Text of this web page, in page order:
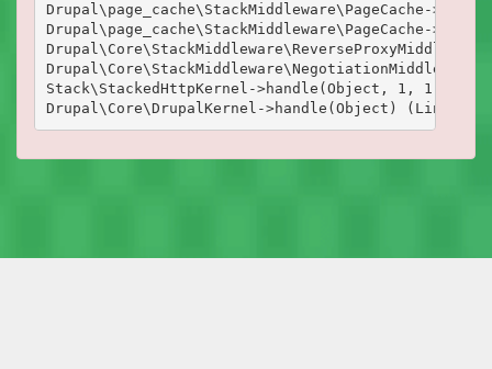
Drupal\page_cache\StackMiddleware\PageCache-
Drupal\page_cache\StackMiddleware\PageCache-
Stack\StackedHttpKernel->handle(Object, 1, 1)